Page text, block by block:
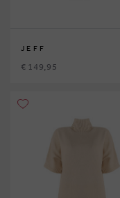
JEFF
€ 149,95